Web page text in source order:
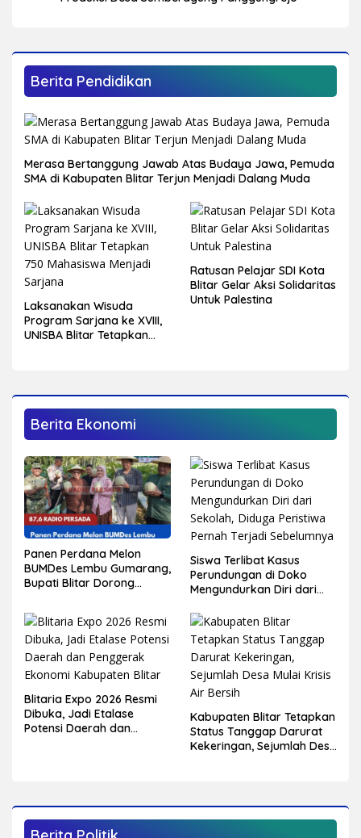
Berita Pendidikan
Merasa Bertanggung Jawab Atas Budaya Jawa, Pemuda
SMA di Kabupaten Blitar Terjun Menjadi Dalang Muda
Laksanakan Wisuda
Program Sarjana ke XVIII,
UNISBA Blitar Tetapkan
Ratusan Pelajar SDI Kota
Blitar Gelar Aksi Solidaritas
Untuk Palestina
Berita Ekonomi
Panen Perdana Melon
BUMDes Lembu Gumarang,
Bupati Blitar Dorong
Melon Unggulan
Siswa Terlibat Kasus
Perundungan di Doko
Mengundurkan Diri dari
Pernah Terjadi
Sebelumnya
Blitaria Expo 2026 Resmi
Dibuka, Jadi Etalase
Potensi Daerah dan
Kabupaten Blitar Tetapkan
Status Tanggap Darurat
Kekeringan, Sejumlah Desa